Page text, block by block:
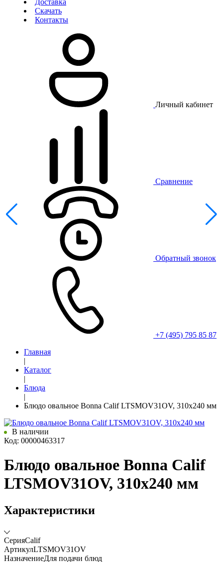
Доставка
Скачать
Контакты
Личный кабинет
Сравнение
Обратный звонок
+7 (495) 795 85 87
Главная
|
Каталог
|
Блюда
|
Блюдо овальное Bonna Calif LTSMOV31OV, 310x240 мм
В наличии
Код: 00000463317
Блюдо овальное Bonna Calif
LTSMOV31OV, 310x240 мм
Характеристики
СерияCalif
АртикулLTSMOV31OV
НазначениеДля подачи блюд